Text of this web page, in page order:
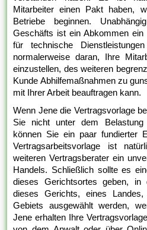
Mitarbeiter einen Pakt haben,
Betriebe beginnen.
Geschäfts ist ein Abkommen
für technische
normalerweise daran, Ihre
einzustellen, des weiteren
Kunde Abhilfemaßnahmen zu
mit Ihrer Arbeit beauftragen kann.
Wenn Jene die Vertragsvorlage
Sie nicht unter dem Belastung
können Sie ein paar fundierter
Vertragsarbeitsvorlage ist
weiteren Vertragsberater ein
Handels. Schließlich sollte es
dieses Gerichtsortes geben,
dieses Gerichts, eines
Gebiets ausgewählt werden,
Jene erhalten Ihre